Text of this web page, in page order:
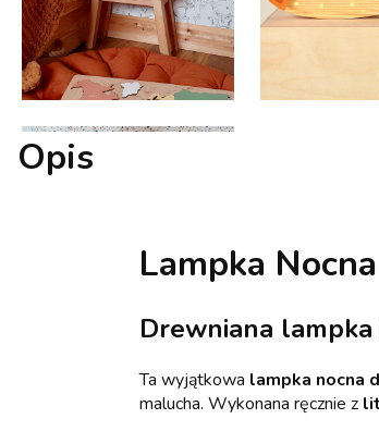
Opis
Lampka
Drewniana
Ta wyjątkowa lampka nocna
malucha. Wykonana ręcznie z